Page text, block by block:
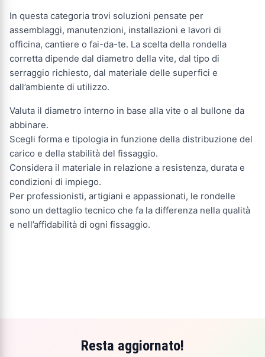
In questa categoria trovi soluzioni pensate per
assemblaggi, manutenzioni, installazioni e lavori di
officina, cantiere o fai-da-te. La scelta della rondella
corretta dipende dal diametro della vite, dal tipo di
serraggio richiesto, dal materiale delle superfici e
dall’ambiente di utilizzo.
Valuta il diametro interno in base alla vite o al bullone da
abbinare.
Scegli forma e tipologia in funzione della distribuzione del
carico e della stabilità del fissaggio.
Considera il materiale in relazione a resistenza, durata e
condizioni di impiego.
Per professionisti, artigiani e appassionati, le rondelle
sono un dettaglio tecnico che fa la differenza nella qualità
e nell’affidabilità di ogni fissaggio.
Resta aggiornato!